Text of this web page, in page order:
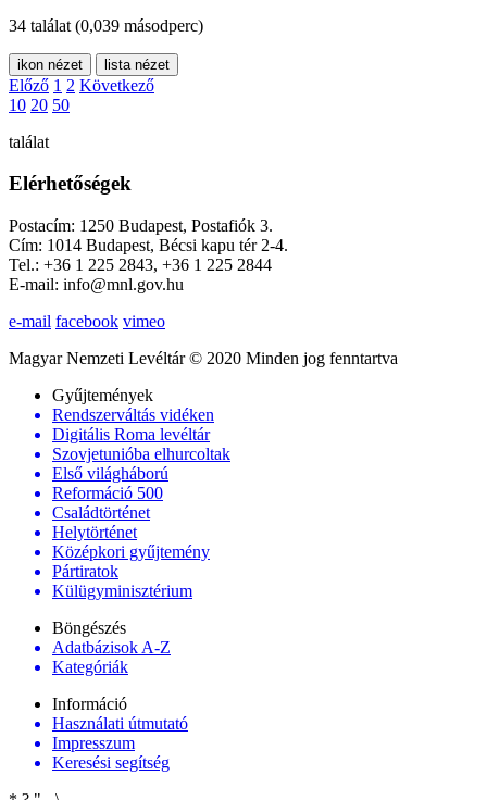
34 találat (0,039 másodperc)
ikon nézet lista nézet
Előző 1 2 Következő
10 20 50
találat
Elérhetőségek
Postacím: 1250 Budapest, Postafiók 3.
Cím: 1014 Budapest, Bécsi kapu tér 2-4.
Tel.: +36 1 225 2843, +36 1 225 2844
E-mail: info@mnl.gov.hu
e-mail facebook vimeo
Magyar Nemzeti Levéltár © 2020 Minden jog fenntartva
Gyűjtemények
Rendszerváltás vidéken
Digitális Roma levéltár
Szovjetunióba elhurcoltak
Első világháború
Reformáció 500
Családtörténet
Helytörténet
Középkori gyűjtemény
Pártiratok
Külügyminisztérium
Böngészés
Adatbázisok A-Z
Kategóriák
Információ
Használati útmutató
Impresszum
Keresési segítség